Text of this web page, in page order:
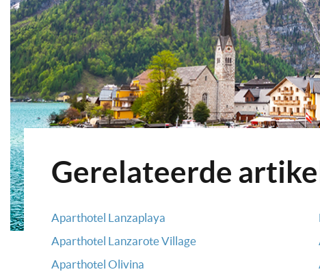
Gerelateerde
Aparthotel Lanzaplaya
Aparthotel Lanzarote Village
Aparthotel Olivina